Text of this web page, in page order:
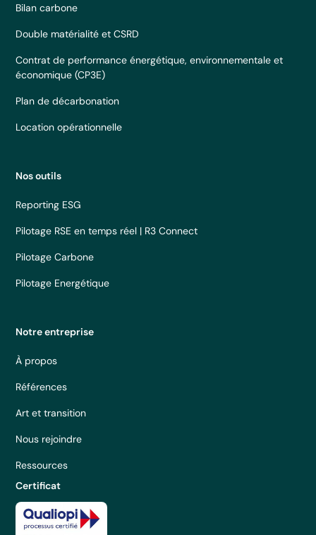
Bilan carbone
Double matérialité et CSRD
Contrat de performance énergétique, environnementale et
économique (CP3E)
Plan de décarbonation
Location opérationnelle
Nos outils
Reporting ESG
Pilotage RSE en temps réel | R3 Connect
Pilotage Carbone
Pilotage Energétique
Notre entreprise
À propos
Références
Art et transition
Nous rejoindre
Ressources
Certificat